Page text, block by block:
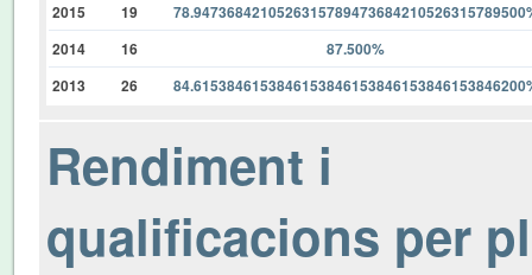
2015
19
2014
16
87.500%
2013
26
Rendiment i
qualificacions per